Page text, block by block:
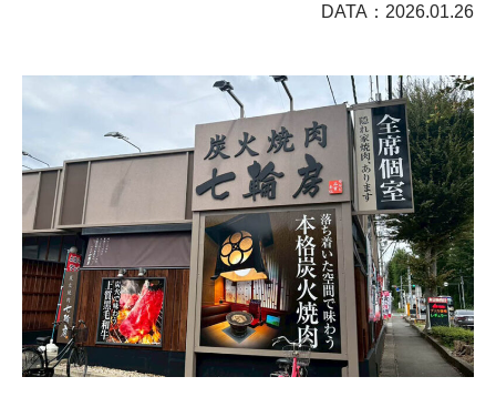
DATA：2026.01.26